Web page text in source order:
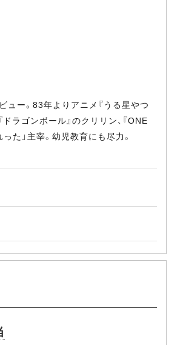
ュー。83年よりアニメ『うる星やつ
ラゴンボール』のクリリン、『ONE
た」主宰。幼児教育にも尽力。